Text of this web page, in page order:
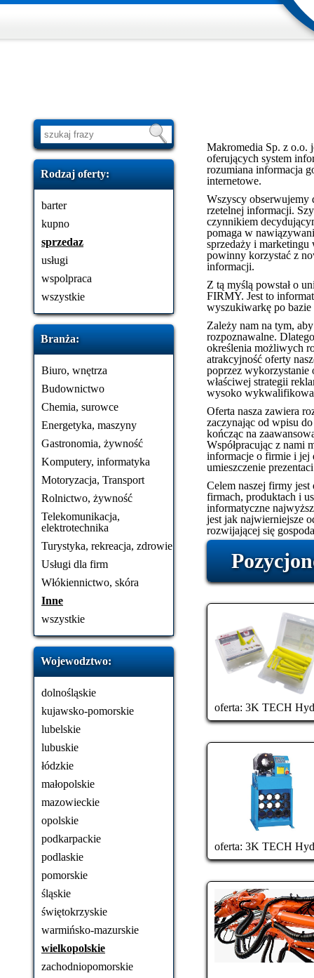
Rodzaj oferty:
barter
kupno
sprzedaz
usługi
wspolpraca
wszystkie
Branża:
Biuro, wnętrza
Budownictwo
Chemia, surowce
Energetyka, maszyny
Gastronomia, żywność
Komputery, informatyka
Motoryzacja, Transport
Rolnictwo, żywność
Telekomunikacja,
elektrotechnika
Turystyka, rekreacja, zdrowie
Usługi dla firm
Włókiennictwo, skóra
Inne
wszystkie
Wojewodztwo:
dolnośląskie
kujawsko-pomorskie
lubelskie
lubuskie
łódzkie
małopolskie
mazowieckie
opolskie
podkarpackie
podlaskie
pomorskie
śląskie
świętokrzyskie
warmińsko-mazurskie
wielkopolskie
zachodniopomorskie
Makromedia Sp. z o.o.
oferujących system
rozumiana informacja
internetowe.
Wszyscy obserwujemy
rzetelnej informacji.
czynnikiem
pomaga w
sprzedaży i
powinny korzystać z
informacji.
Z tą myślą powstał o
FIRMY. Jest to
wyszukiwarkę po bazie
Zależy nam na tym,
rozpoznawalne.
określenia możliwych
atrakcyjność oferty
poprzez wykorzystanie
właściwej strategii
wysoko
Oferta nasza zawiera
zaczynając od wpisu
kończąc na
Współpracując z nami
informacje o firmie i jej
umieszczenie
Celem naszej firmy
firmach, produktach i
informatyczne
jest jak najwierniejsze
rozwijającej się
oferta: 3K TECH
oferta: 3K TECH